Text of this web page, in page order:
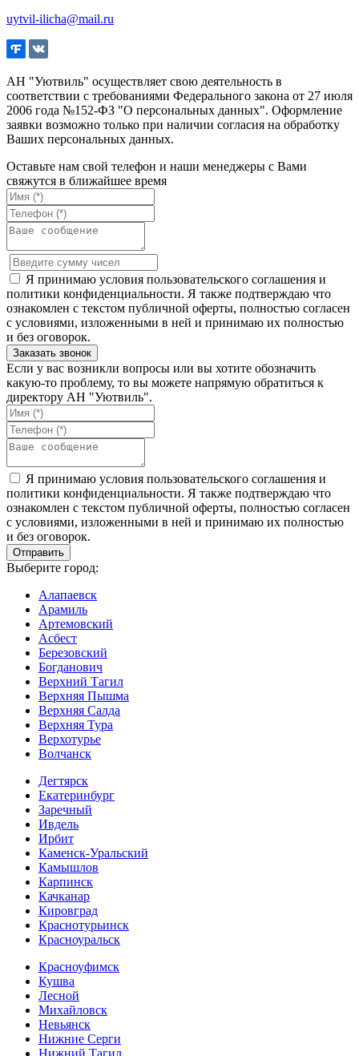
uytvil-ilicha@mail.ru
АН "Уютвиль" осуществляет свою деятельность в
соответствии с требованиями Федерального закона от 27 июля
2006 года №152-ФЗ "О персональных данных". Оформление
заявки возможно только при наличии согласия на обработку
Ваших персональных данных.
Оставьте нам свой телефон и наши менеджеры с Вами
свяжутся в ближайшее время
Я принимаю условия пользовательского соглашения и
политики конфиденциальности. Я также подтверждаю что
ознакомлен с текстом публичной оферты, полностью согласен
с условиями, изложенными в ней и принимаю их полностью
и без оговорок.
Если у вас возникли вопросы или вы хотите обозначить
какую-то проблему, то вы можете напрямую обратиться к
директору АН "Уютвиль".
Я принимаю условия пользовательского соглашения и
политики конфиденциальности. Я также подтверждаю что
ознакомлен с текстом публичной оферты, полностью согласен
с условиями, изложенными в ней и принимаю их полностью
и без оговорок.
Выберите город:
Алапаевск
Арамиль
Артемовский
Асбест
Березовский
Богданович
Верхний Тагил
Верхняя Пышма
Верхняя Салда
Верхняя Тура
Верхотурье
Волчанск
Дегтярск
Екатеринбург
Заречный
Ивдель
Ирбит
Каменск-Уральский
Камышлов
Карпинск
Качканар
Кировград
Краснотурьинск
Красноуральск
Красноуфимск
Кушва
Лесной
Михайловск
Невьянск
Нижние Серги